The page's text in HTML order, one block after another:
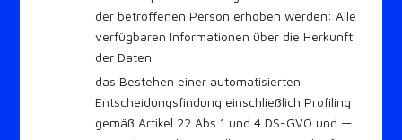
der betroffenen Person erhoben werden: Alle
verfügbaren Informationen über die Herkunft
der Daten
das Bestehen einer automatisierten
Entscheidungsfindung einschließlich Profiling
gemäß Artikel 22 Abs.1 und 4 DS-GVO und —